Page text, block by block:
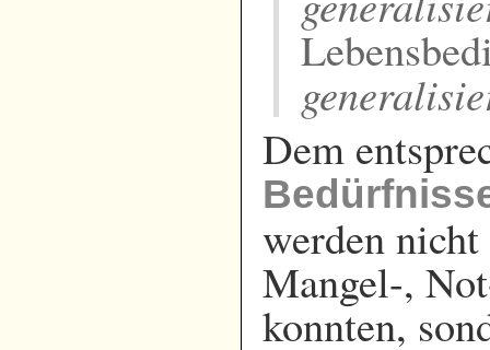
Dem
werden
Mangel-,
konnten,